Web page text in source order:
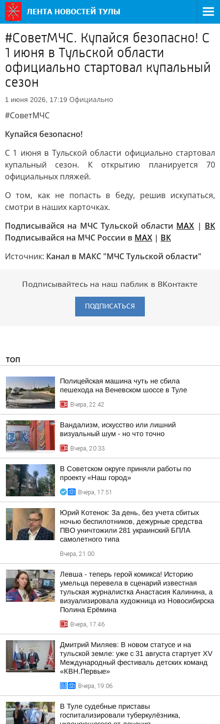
#СоветМЧС. Купайся безопасно! С
1 июня в Тульской области
официально стартовал купальный
сезон
1 июня 2026, 17:19 Официально
#СоветМЧС
Купайся безопасно!
С 1 июня в Тульской области официально стартовал
купальный сезон. К открытию планируется 70
официальных пляжей.
О том, как не попасть в беду, решив искупаться,
смотри в наших карточках.
Подписывайся на МЧС Тульской области MAX | ВК
Подписывайся на МЧС России в MAX | ВК
Источник: Канал в МАКС "МЧС Тульской области"
Подписывайтесь на наш паблик в ВКонтакте
ПОДПИСАТЬСЯ
ТОП
Полицейская машина чуть не сбила
пешехода на Веневском шоссе в Туле
Вчера, 22:42
Вандализм, искусство или лишний
визуальный шум - но что точно
Вчера, 20:33
В Советском округе приняли работы по
проекту «Наш город»
Вчера, 17:51
Юрий Котенок: За день, без учета сбитых
ночью беспилотников, дежурные средства
ПВО уничтожили 281 украинский БПЛА
самолетного типа
Вчера, 21:00
Левша - теперь герой комикса! Историю
умельца перевела в сценарий известная
тульская журналистка Анастасия Калинина, а
визуализировала художница из Новосибирска
Полина Ерёмина
Вчера, 17:46
Дмитрий Миляев: В новом статусе и на
тульской земле: уже с 31 августа стартует XV
Международный фестиваль детских команд
«КВН.Первые»
Вчера, 19:06
В Туле судебные приставы
госпитализировали туберкулёзника,